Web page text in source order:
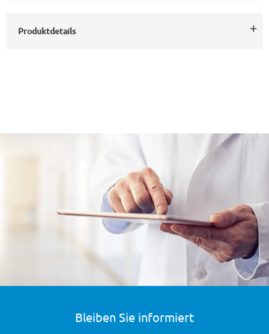
Produktdetails
Bleiben Sie informiert